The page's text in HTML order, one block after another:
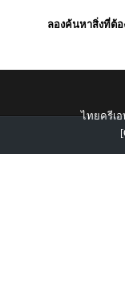
ลองค้นหาสิ่งที่ต้อ
ไทยครีเอ
[